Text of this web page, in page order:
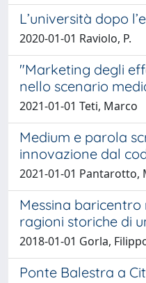
L’università dopo
2020-01-01 Raviolo, P.
"Marketing degli
nello scenario
2021-01-01 Teti, Marco
Medium e parola
innovazione dal
2021-01-01 Pantarotto,
Messina
ragioni storiche di
2018-01-01 Gorla,
Ponte Balestra a